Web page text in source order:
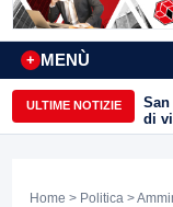
MENÙ
+
ULTIME NOTIZIE
di
Home > Politica >